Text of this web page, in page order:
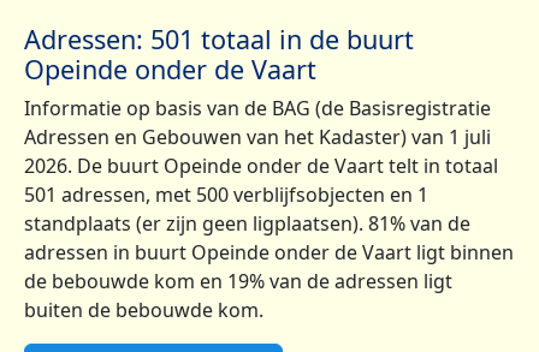
Adressen: 501 totaal in de buurt
Opeinde onder de Vaart
Informatie op basis van de BAG (de Basisregistratie
Adressen en Gebouwen van het Kadaster) van 1 juli
2026. De buurt Opeinde onder de Vaart telt in totaal
501 adressen, met 500 verblijfsobjecten en 1
standplaats (er zijn geen ligplaatsen). 81% van de
adressen in buurt Opeinde onder de Vaart ligt binnen
de bebouwde kom en 19% van de adressen ligt
buiten de bebouwde kom.